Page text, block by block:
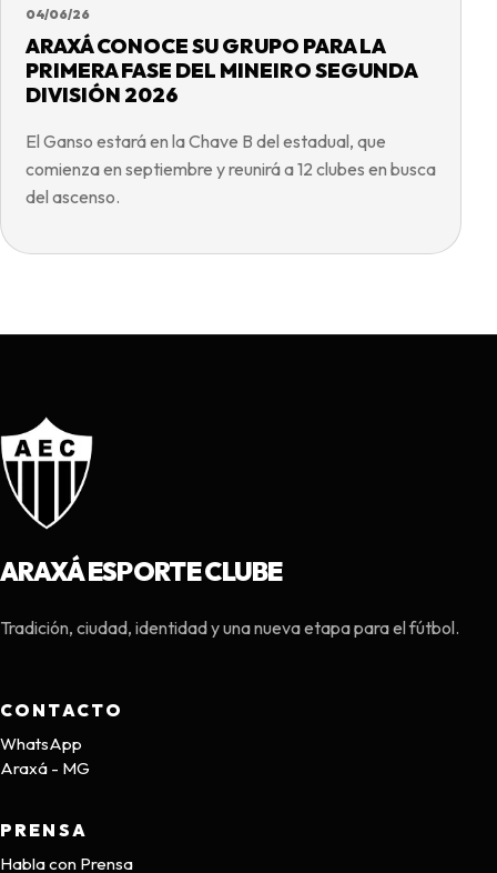
04/06/26
ARAXÁ CONOCE SU GRUPO PARA LA
PRIMERA FASE DEL MINEIRO SEGUNDA
DIVISIÓN 2026
El Ganso estará en la Chave B del estadual, que
comienza en septiembre y reunirá a 12 clubes en busca
del ascenso.
ARAXÁ ESPORTE CLUBE
Tradición, ciudad, identidad y una nueva etapa para el fútbol.
CONTACTO
WhatsApp
Araxá - MG
PRENSA
Habla con Prensa